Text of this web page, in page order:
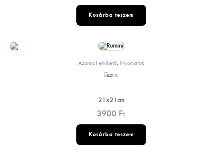
Kosárba teszem
Azonnal elvihető, Nyomatok
Rumini
21x21cm
3900 Ft
Kosárba teszem